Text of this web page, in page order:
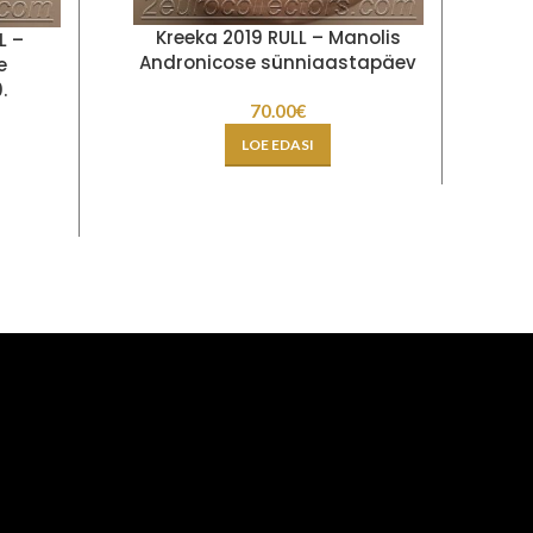
–
Kreeka 2019 RULL – Manolis
Andronicose sünniaastapäev
70.00€
LOE EDASI